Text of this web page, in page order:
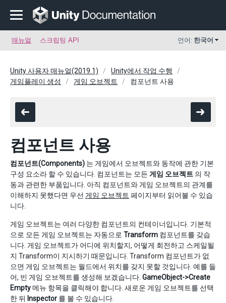
매뉴얼 스크립팅 API 언어: 한국어
Unity 사용자 매뉴얼(2019.1)
Unity에서 작업 수행
게임플레이 생성
게임 오브젝트 컴포넌트 사용
컴포넌트 사용
컴포넌트(Components) 는 게임에서 오브젝트와 동작에 관한 기본
구성 요소라 할 수 있습니다. 컴포넌트는 모든 게임 오브젝트 의 작
동과 관련한 부품입니다. 아직 컴포넌트와 게임 오브젝트의 관계를
이해하지 못했다면 우선 게임 오브젝트 페이지부터 읽어볼 수 있습
니다.
게임 오브젝트는 여러 다양한 컴포넌트의 컨테이너입니다. 기본적
으로 모든 게임 오브젝트는 자동으로 Transform 컴포넌트를 갖습
니다. 게임 오브젝트가 어디에 위치할지, 어떻게 회전하고 스케일될
지 Transform이 지시하기 때문입니다. Transform 컴포넌트가 없
으면 게임 오브젝트는 월드에서 위치를 갖지 못할 것입니다. 예를 들
어, 빈 게임 오브젝트를 생성해 보겠습니다. GameObject->Create
Empty메뉴 항목을 클릭해야 합니다. 새로운 게임 오브젝트를 선택
한 뒤 Inspector 를 볼 수 있습니다.